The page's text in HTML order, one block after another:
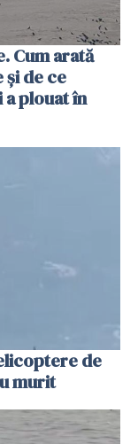
Cum arată
și de ce
plouat în
de
murit